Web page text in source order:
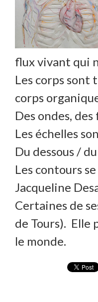
flux vivant qui
Les corps sont
corps
Des ondes,
Les échelles
Du dessous /
Les contours
Jacqueline
Certaines de
de Tours). Elle
le monde.